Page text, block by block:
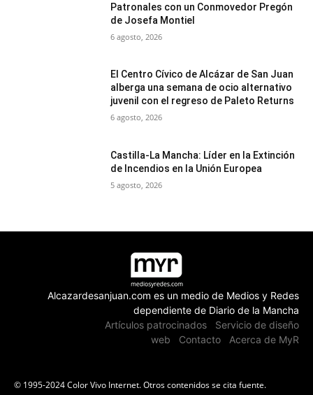
Patronales con un Conmovedor Pregón
de Josefa Montiel
6 agosto, 2026
El Centro Cívico de Alcázar de San Juan
alberga una semana de ocio alternativo
juvenil con el regreso de Paleto Returns
6 agosto, 2026
Castilla-La Mancha: Líder en la Extinción
de Incendios en la Unión Europea
5 agosto, 2026
Alcazardesanjuan.com es un medio de Medios y Redes
dependiente de Diario de la Mancha
Artículos patrocinados
Servicio de diseño
web
Contacto Acerca de MyR
© 1995-2024 Color Vivo Internet. Otros contenidos se cita fuente.